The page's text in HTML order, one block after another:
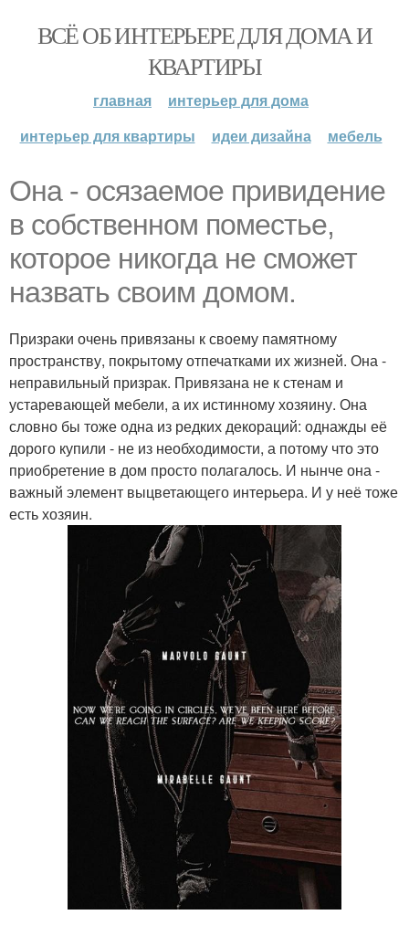
ВСЁ ОБ ИНТЕРЬЕРЕ ДЛЯ ДОМА И
КВАРТИРЫ
главная
интерьер для дома
интерьер для квартиры
идеи дизайна мебель
Она - осязаемое привидение
в собственном поместье,
которое никогда не сможет
назвать своим домом.
Призраки очень привязаны к своему памятному
пространству, покрытому отпечатками их жизней. Она -
неправильный призрак. Привязана не к стенам и
устаревающей мебели, а их истинному хозяину. Она
словно бы тоже одна из редких декораций: однажды её
дорого купили - не из необходимости, а потому что это
приобретение в дом просто полагалось. И нынче она -
важный элемент выцветающего интерьера. И у неё тоже
есть хозяин.